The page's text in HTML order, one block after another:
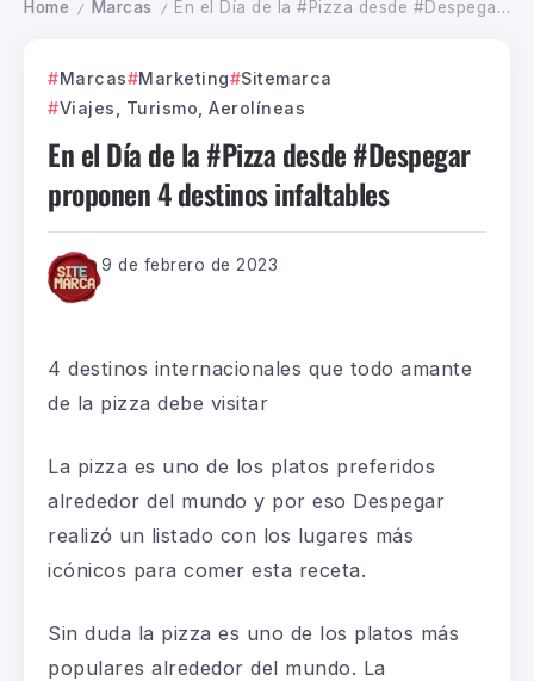
Home / Marcas / En el Día de la #Pizza desde #Despegar proponen 4 destinos infaltables
Marcas Marketing
Sitemarca
Viajes, Turismo, Aerolíneas
En el Día de la #Pizza desde #Despegar
proponen 4 destinos infaltables
9 de febrero de 2023
4 destinos internacionales que todo amante
de la pizza debe visitar
La pizza es uno de los platos preferidos
alrededor del mundo y por eso Despegar
realizó un listado con los lugares más
icónicos para comer esta receta.
Sin duda la pizza es uno de los platos más
populares alrededor del mundo. La